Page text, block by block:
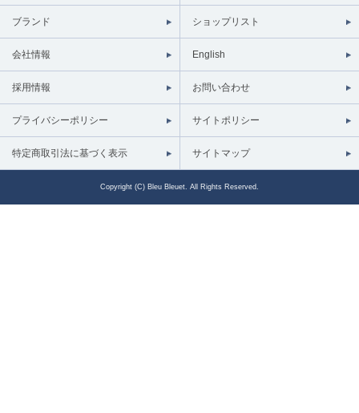
ブランド ショップリスト
会社情報 English
採用情報 お問い合わせ
プライバシーポリシー サイトポリシー
特定商取引法に基づく表示 サイトマップ
Copyright (C) Bleu Bleuet. All Rights Reserved.